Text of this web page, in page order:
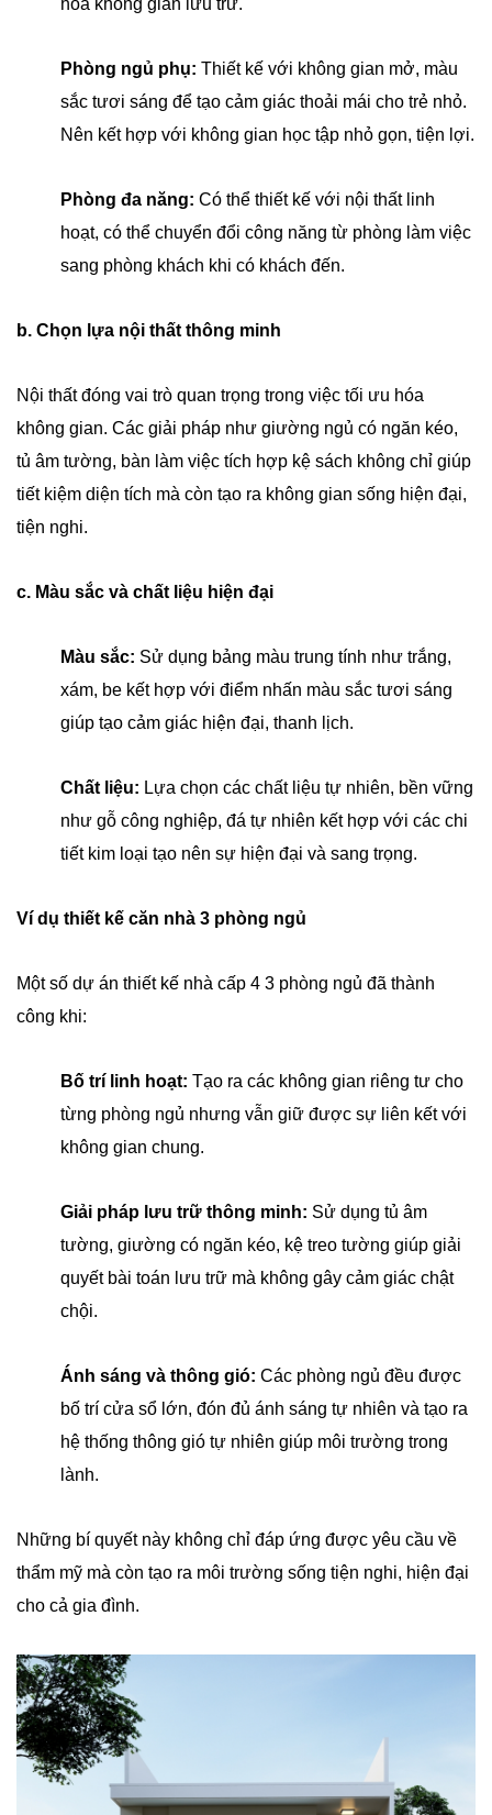
hóa không gian lưu trữ.
Phòng ngủ phụ: Thiết kế với không gian mở, màu
sắc tươi sáng để tạo cảm giác thoải mái cho trẻ nhỏ.
Nên kết hợp với không gian học tập nhỏ gọn, tiện lợi.
Phòng đa năng: Có thể thiết kế với nội thất linh
hoạt, có thể chuyển đổi công năng từ phòng làm việc
sang phòng khách khi có khách đến.
b. Chọn lựa nội thất thông minh
Nội thất đóng vai trò quan trọng trong việc tối ưu hóa
không gian. Các giải pháp như giường ngủ có ngăn kéo,
tủ âm tường, bàn làm việc tích hợp kệ sách không chỉ giúp
tiết kiệm diện tích mà còn tạo ra không gian sống hiện đại,
tiện nghi.
c. Màu sắc và chất liệu hiện đại
Màu sắc: Sử dụng bảng màu trung tính như trắng,
xám, be kết hợp với điểm nhấn màu sắc tươi sáng
giúp tạo cảm giác hiện đại, thanh lịch.
Chất liệu: Lựa chọn các chất liệu tự nhiên, bền vững
như gỗ công nghiệp, đá tự nhiên kết hợp với các chi
tiết kim loại tạo nên sự hiện đại và sang trọng.
Ví dụ thiết kế căn nhà 3 phòng ngủ
Một số dự án thiết kế nhà cấp 4 3 phòng ngủ đã thành
công khi:
Bố trí linh hoạt: Tạo ra các không gian riêng tư cho
từng phòng ngủ nhưng vẫn giữ được sự liên kết với
không gian chung.
Giải pháp lưu trữ thông minh: Sử dụng tủ âm
tường, giường có ngăn kéo, kệ treo tường giúp giải
quyết bài toán lưu trữ mà không gây cảm giác chật
chội.
Ánh sáng và thông gió: Các phòng ngủ đều được
bố trí cửa sổ lớn, đón đủ ánh sáng tự nhiên và tạo ra
hệ thống thông gió tự nhiên giúp môi trường trong
lành.
Những bí quyết này không chỉ đáp ứng được yêu cầu về
thẩm mỹ mà còn tạo ra môi trường sống tiện nghi, hiện đại
cho cả gia đình.